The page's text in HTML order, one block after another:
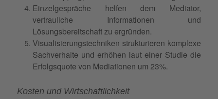
Einzelgespräche helfen dem Mediator,
vertrauliche Informationen und
Lösungsbereitschaft zu ergründen.
Visualisierungstechniken strukturieren komplexe
Sachverhalte und erhöhen laut einer Studie die
Erfolgsquote von Mediationen um 23%.
Kosten und Wirtschaftlichkeit